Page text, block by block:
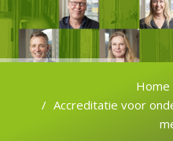
Home
Accreditatie voor